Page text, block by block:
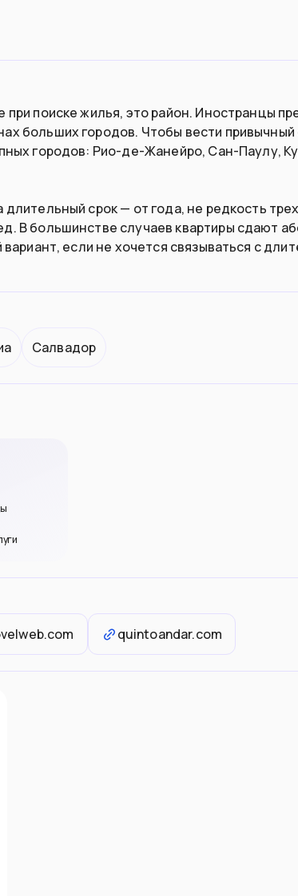
при поиске жилья, это район. Иностранцы
больших городов. Чтобы вести привычный
городов: Рио-де-Жанейро, Сан-Паулу,
срок — от года, не редкость
В большинстве случаев квартиры сдают
если не хочется связываться с
Салвадор
quintoandar.com